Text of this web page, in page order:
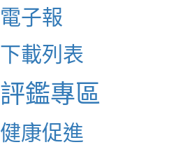
電子報
下載列表
評鑑專區
健康促進